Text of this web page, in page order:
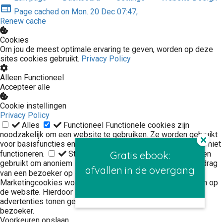
Gratis ebook:
afvallen in de overgang
web Page cached on Mon. 20 Dec 07:47,
Renew cache
Cookies
Om jou de meest optimale ervaring te geven, worden op deze
sites cookies gebruikt. Privacy Policy
Alleen Functioneel
Accepteer alle
Cookie instellingen
Privacy Policy
Alles
Functioneel Functionele cookies zijn
noodzakelijk om een website te gebruiken. Ze worden gebruikt
voor basisfuncties en zonder deze cookies kan de website niet
functioneren.
Statistieken
Statistische cookies worden
gebruikt om anoniem informatie te verzamelen over het gedrag
van een bezoeker op de website.
Marketing
Marketingcookies worden gebruikt om bezoekers te volgen op
de website. Hierdoor kunnen website-eigenaren relevante
advertenties tonen gebaseerd op het gedrag van deze
bezoeker.